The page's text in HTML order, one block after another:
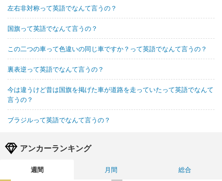
左右非対称って英語でなんて言うの？
国旗って英語でなんて言うの？
この二つの車って色違いの同じ車ですか？って英語でなんて言うの？
裏表逆って英語でなんて言うの？
今は違うけど昔は国旗を掲げた車が道路を走っていたって英語でなんて
言うの？
ブラジルって英語でなんて言うの？
アンカーランキング
週間 月間
総合